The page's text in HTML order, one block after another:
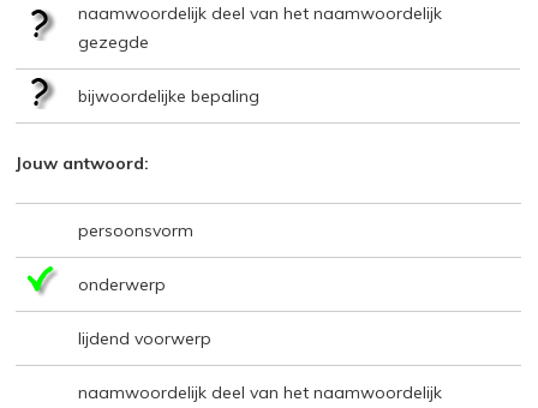
naamwoordelijk deel van het naamwoordelijk
gezegde
bijwoordelijke bepaling
Jouw antwoord:
persoonsvorm
onderwerp
lijdend voorwerp
naamwoordelijk deel van het naamwoordelijk